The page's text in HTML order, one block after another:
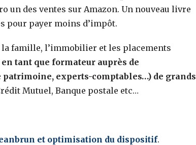
un des ventes sur Amazon. Un nouveau livre
pour payer moins d’impôt.
famille, l’immobilier et les placements
tant que formateur auprès de
experts-comptables…) de grands
Mutuel, Banque postale etc…
et optimisation du dispositif.